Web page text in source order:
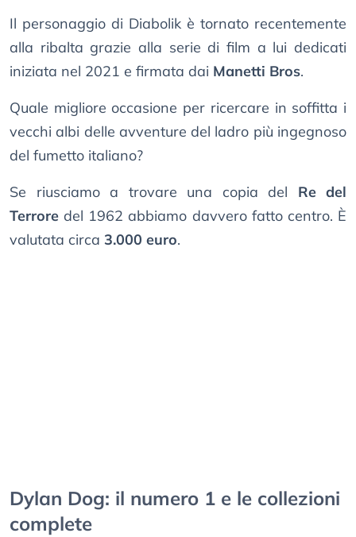
Il personaggio di Diabolik è tornato recentemente
alla ribalta grazie alla serie di film a lui dedicati
iniziata nel 2021 e firmata dai Manetti Bros.
Quale migliore occasione per ricercare in soffitta i
vecchi albi delle avventure del ladro più ingegnoso
del fumetto italiano?
Se riusciamo a trovare una copia del Re del
Terrore del 1962 abbiamo davvero fatto centro. È
valutata circa 3.000 euro.
Dylan Dog: il numero 1 e le collezioni
complete